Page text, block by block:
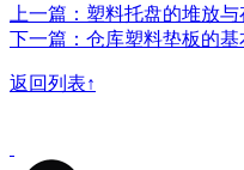
上一篇：塑料托盘的堆放
下一篇：仓库塑料垫板的
返回列表↑